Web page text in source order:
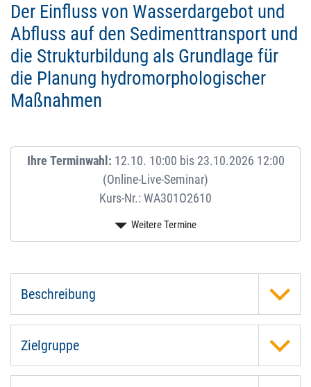
Der Einfluss von Wasserdargebot und
Abfluss auf den Sedimenttransport und
die Strukturbildung als Grundlage für
die Planung hydromorphologischer
Maßnahmen
Ihre Terminwahl: 12.10. 10:00 bis 23.10.2026 12:00
(Online-Live-Seminar)
Kurs-Nr.: WA301O2610
Beschreibung
Zielgruppe